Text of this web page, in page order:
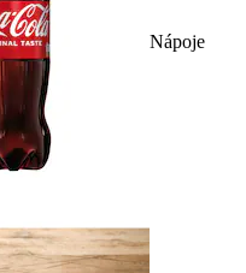
Nápoje